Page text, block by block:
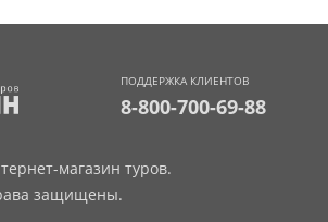
ПОДДЕРЖКА КЛИЕНТОВ
8-800-700-69-88
магазин туров.
защищены.